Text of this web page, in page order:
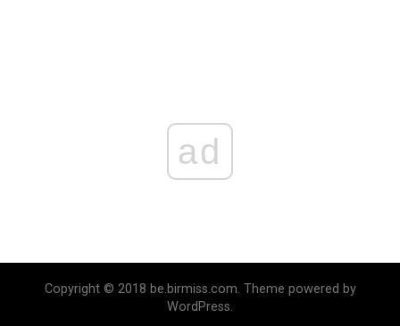
ad
Copyright © 2018 be.birmiss.com. Theme powered by
WordPress.